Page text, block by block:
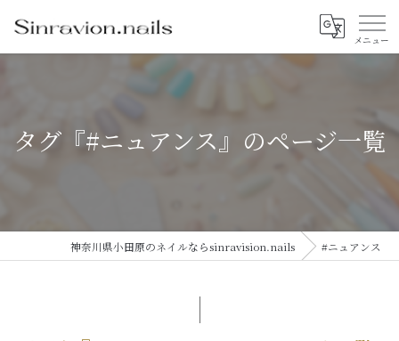
タグ『#ニュアンス』のページ一覧
神奈川県小田原のネイルならsinravision.nails #ニュアンス